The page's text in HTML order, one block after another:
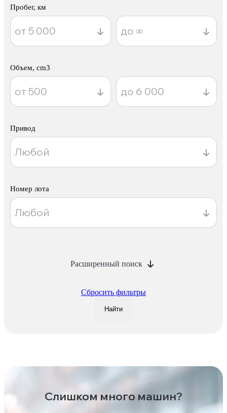
Пробег, км
Объем, cm3
Привод
Номер лота
Расширенный поиск
Сбросить фильтры
Найти
Слишком много машин?